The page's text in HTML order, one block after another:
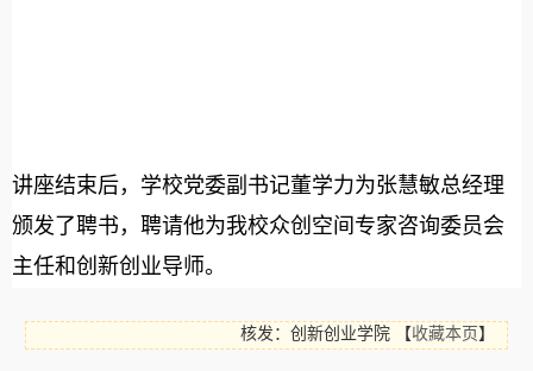
讲座结束后，学校党委副书记董学力为张慧敏总经理
颁发了聘书，聘请他为我校众创空间专家咨询委员会
主任和创新创业导师。
核发：创新创业学院 【收藏本页 】